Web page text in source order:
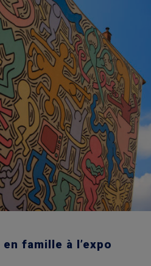
famille à l’expo